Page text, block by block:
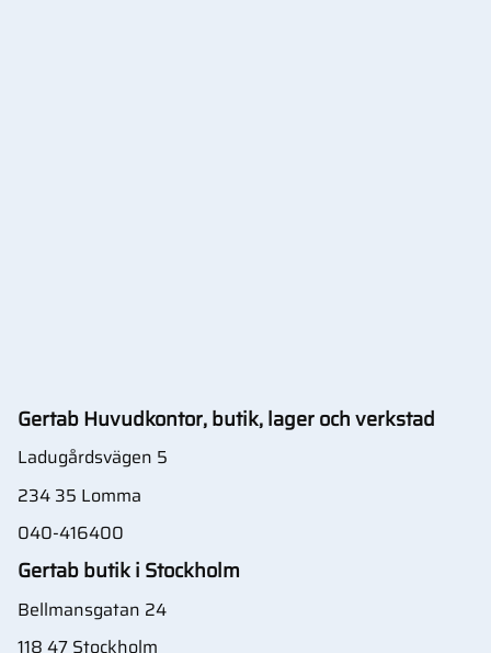
Gertab Huvudkontor, butik, lager och verkstad
Ladugårdsvägen 5
234 35 Lomma
040-416400
Gertab butik i Stockholm
Bellmansgatan 24
118 47 Stockholm